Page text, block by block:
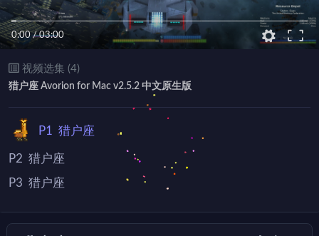
0:00 /03:00
视频选集 (4)
猎户座 Avorion for Mac v2.5.2 中文原生版
P1 猎户座
P2 猎户座
P3 猎户座